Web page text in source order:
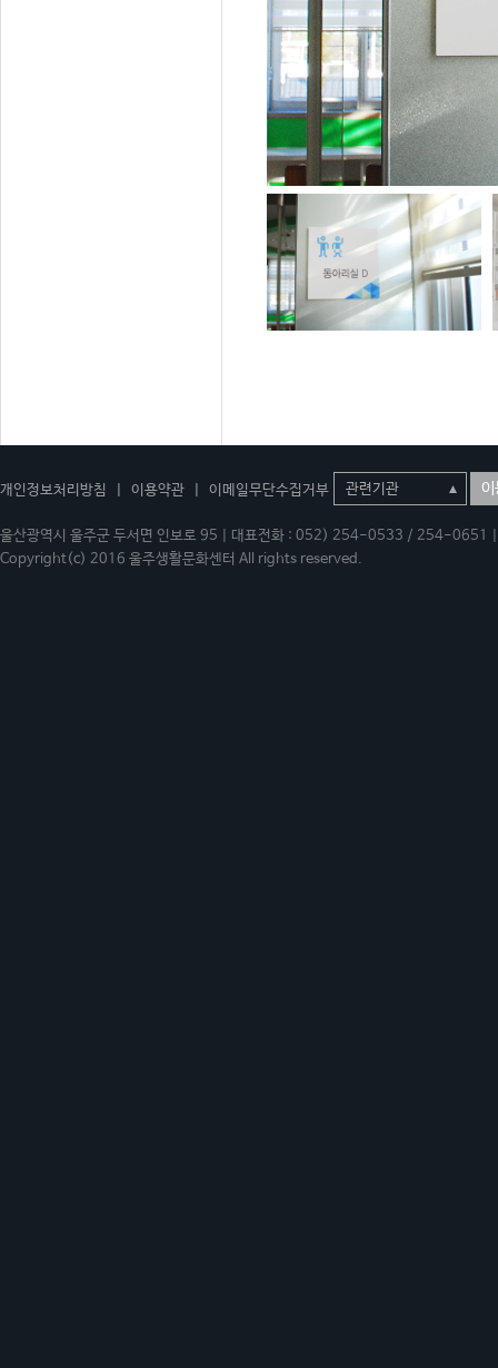
개인정보처리방침 이용약관 이메일무단수집거부 이
울산광역시 울주군 두서면 인보로 95 | 대표전화 : 052) 254-0533 / 254-
Copyright(c) 2016 울주생활문화센터 All rights reserved.